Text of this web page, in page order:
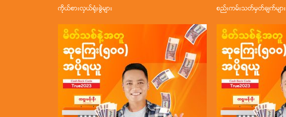
ကိုယ်စားလှယ်ရုံးခွဲများ စည်းကမ်းသတ်မှတ်ချက်များ